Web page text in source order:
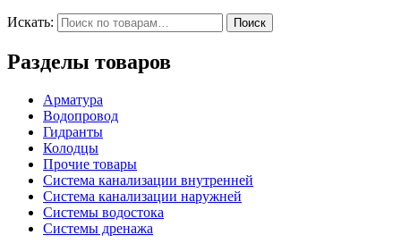
Искать: Поиск
Разделы товаров
Арматура
Водопровод
Гидранты
Колодцы
Прочие товары
Система канализации внутренней
Система канализации наружней
Системы водостока
Системы дренажа